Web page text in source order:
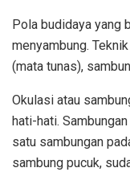
Pola budidaya yang
menyambung.
(mata tunas),
Okulasi atau
hati-hati.
satu sambungan
sambung pucuk,